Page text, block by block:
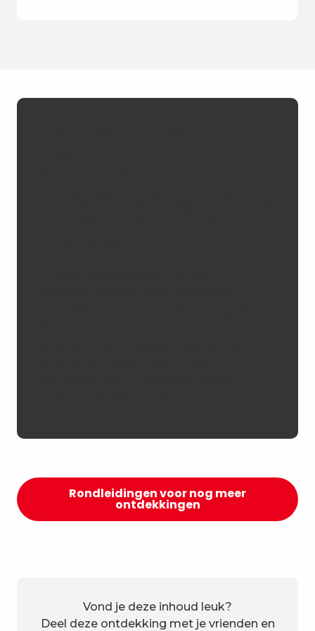
Rondleidingen voor nog meer
ontdekkingen
Vond je deze inhoud leuk?
Deel deze ontdekking met je vrienden en